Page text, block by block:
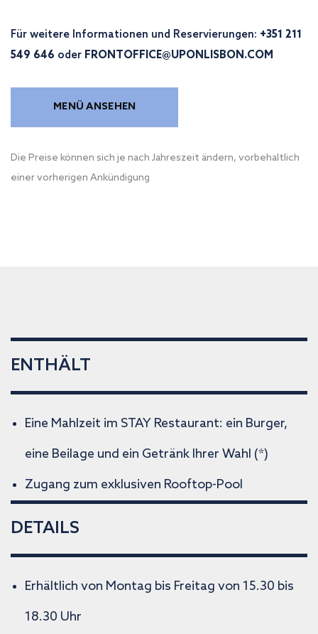
Für weitere Informationen und Reservierungen: +351 211
549 646 oder FRONTOFFICE@UPONLISBON.COM
MENÜ ANSEHEN
Die Preise können sich je nach Jahreszeit ändern, vorbehaltlich
einer vorherigen Ankündigung
ENTHÄLT
Eine Mahlzeit im STAY Restaurant: ein Burger,
eine Beilage und ein Getränk Ihrer Wahl (*)
Zugang zum exklusiven Rooftop-Pool
DETAILS
Erhältlich von Montag bis Freitag von 15.30 bis
18.30 Uhr